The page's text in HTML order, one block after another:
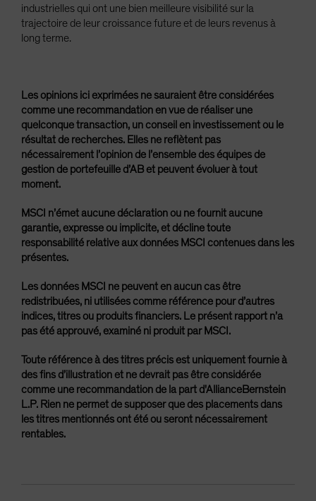
industrielles qui ont une bien meilleure visibilité sur la
trajectoire de leur croissance future et de leurs revenus à
long terme.
Les opinions ici exprimées ne sauraient être considérées
comme une recommandation en vue de réaliser une
quelconque transaction, un conseil en investissement ou le
résultat de recherches. Elles ne reflètent pas
nécessairement l’opinion de l’ensemble des équipes de
gestion de portefeuille d’AB et peuvent évoluer à tout
moment.
MSCI n’émet aucune déclaration ou ne fournit aucune
garantie, expresse ou implicite, et décline toute
responsabilité relative aux données MSCI contenues dans les
présentes.
Les données MSCI ne peuvent en aucun cas être
redistribuées, ni utilisées comme référence pour d’autres
indices, titres ou produits financiers. Le présent rapport n’a
pas été approuvé, examiné ni produit par MSCI.
Toute référence à des titres précis est uniquement fournie à
des fins d’illustration et ne devrait pas être considérée
comme une recommandation de la part d'AllianceBernstein
L.P. Rien ne permet de supposer que des placements dans
les titres mentionnés ont été ou seront nécessairement
rentables.